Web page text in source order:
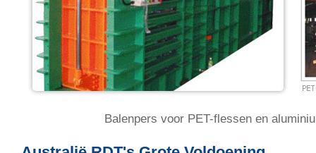
Balenpers voor PET-flessen en